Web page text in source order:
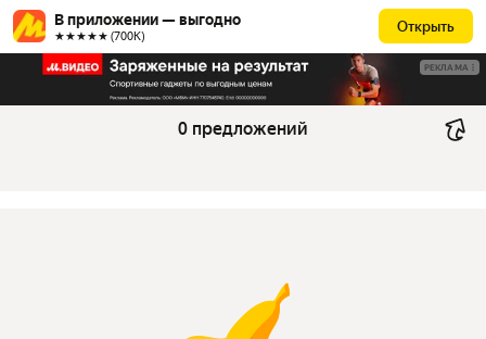
В приложении — выгодно
★★★★★ (700К)
Открыть
РЕКЛАМА
0 предложений